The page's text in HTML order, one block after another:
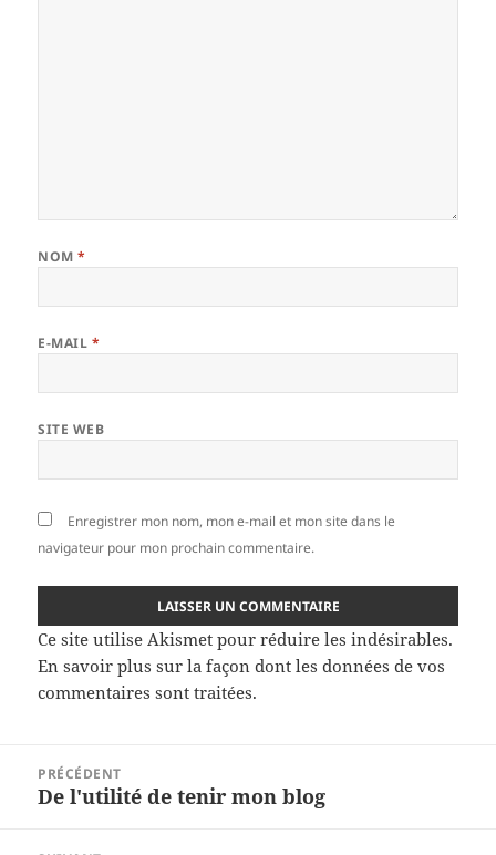
NOM*
E-MAIL *
SITE WEB
Enregistrer mon nom, mon e-mail et mon site dans le
navigateur pour mon prochain commentaire.
Ce site utilise Akismet pour réduire les indésirables.
En savoir plus sur la façon dont les données de vos
commentaires sont traitées.
l’article
PRÉCÉDENT
Article
De l'utilité de tenir mon blog